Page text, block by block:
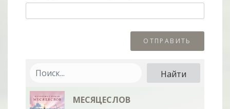
МЕСЯЦЕСЛОВ